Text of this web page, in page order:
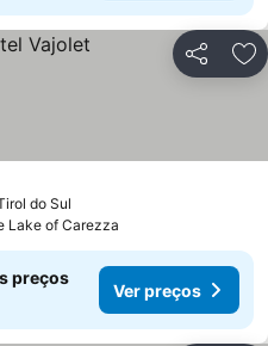
Partilhar
do Sul
Lake of Carezza
preços
Ver preços